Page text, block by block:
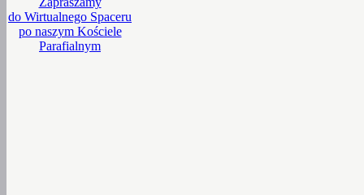
do Wirtualnego Spaceru
po naszym Kościele
Parafialnym